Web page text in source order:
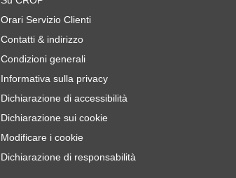
Orari Servizio Clienti
Contatti & indirizzo
Condizioni generali
Informativa sulla privacy
Dichiarazione di accessibilità
Dichiarazione sui cookie
Modificare i cookie
Dichiarazione di responsabilità